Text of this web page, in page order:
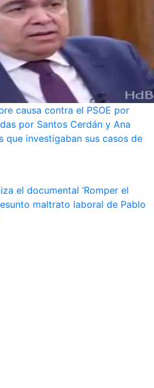
causa contra el PSOE por
por Santos Cerdán y Ana
que investigaban sus casos de
el documental ‘Romper el
maltrato laboral de Pablo